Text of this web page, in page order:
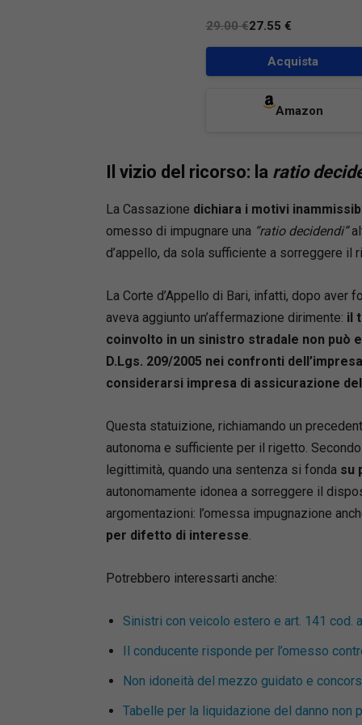
29.00 €27.55 €
Acquista
Amazon
Il vizio del ricorso: la ratio
La Cassazione dichiara i motivi
omesso di impugnare una“ratio decidendi”
d’appello, da sola sufficiente a sorreggere il
La Corte d’Appello di Bari, infatti, dopo aver
aveva aggiunto un’affermazione dirimente: il
coinvolto in un sinistro stradale non può
D.Lgs. 209/2005 nei confronti
considerarsi impresa di assicurazione
Questa statuizione, richiamando un
autonoma e sufficiente per il rigetto.
legittimità, quando una sentenza si fonda su
autonomamente idonea a sorreggere il
argomentazioni: l’omessa impugnazione
per difetto di interesse.
Potrebbero interessarti anche:
Sinistri con veicolo estero e art. 141 cod.
Il conducente risponde per l’omesso
Non idoneità del mezzo guidato e
Tabelle per la liquidazione del danno non